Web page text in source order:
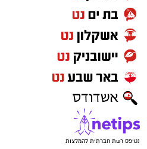
נטיפס רשת חברתית להמלצות